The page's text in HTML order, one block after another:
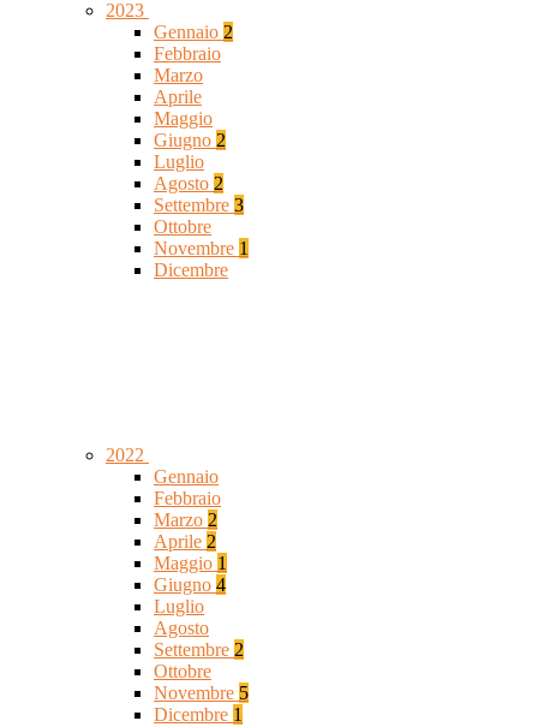
2023
Gennaio 2
Febbraio
Marzo
Aprile
Maggio
Giugno 2
Luglio
Agosto 2
Settembre 3
Ottobre
Novembre 1
Dicembre
2022
Gennaio
Febbraio
Marzo 2
Aprile 2
Maggio 1
Giugno 4
Luglio
Agosto
Settembre 2
Ottobre
Novembre 5
Dicembre 1